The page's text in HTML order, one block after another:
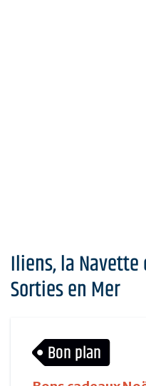
Iliens, la
Sorties en Mer
Bon plan